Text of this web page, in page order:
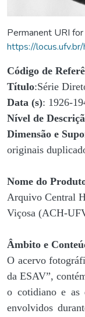
Permanent URI
https://
Código de
Título:Série
Data (s): 1926-
Nível de
Dimensão e
originais
Nome do
Arquivo Central
Viçosa (ACH-
Âmbito e
O acervo
da ESAV”,
o cotidiano e as
envolvidos